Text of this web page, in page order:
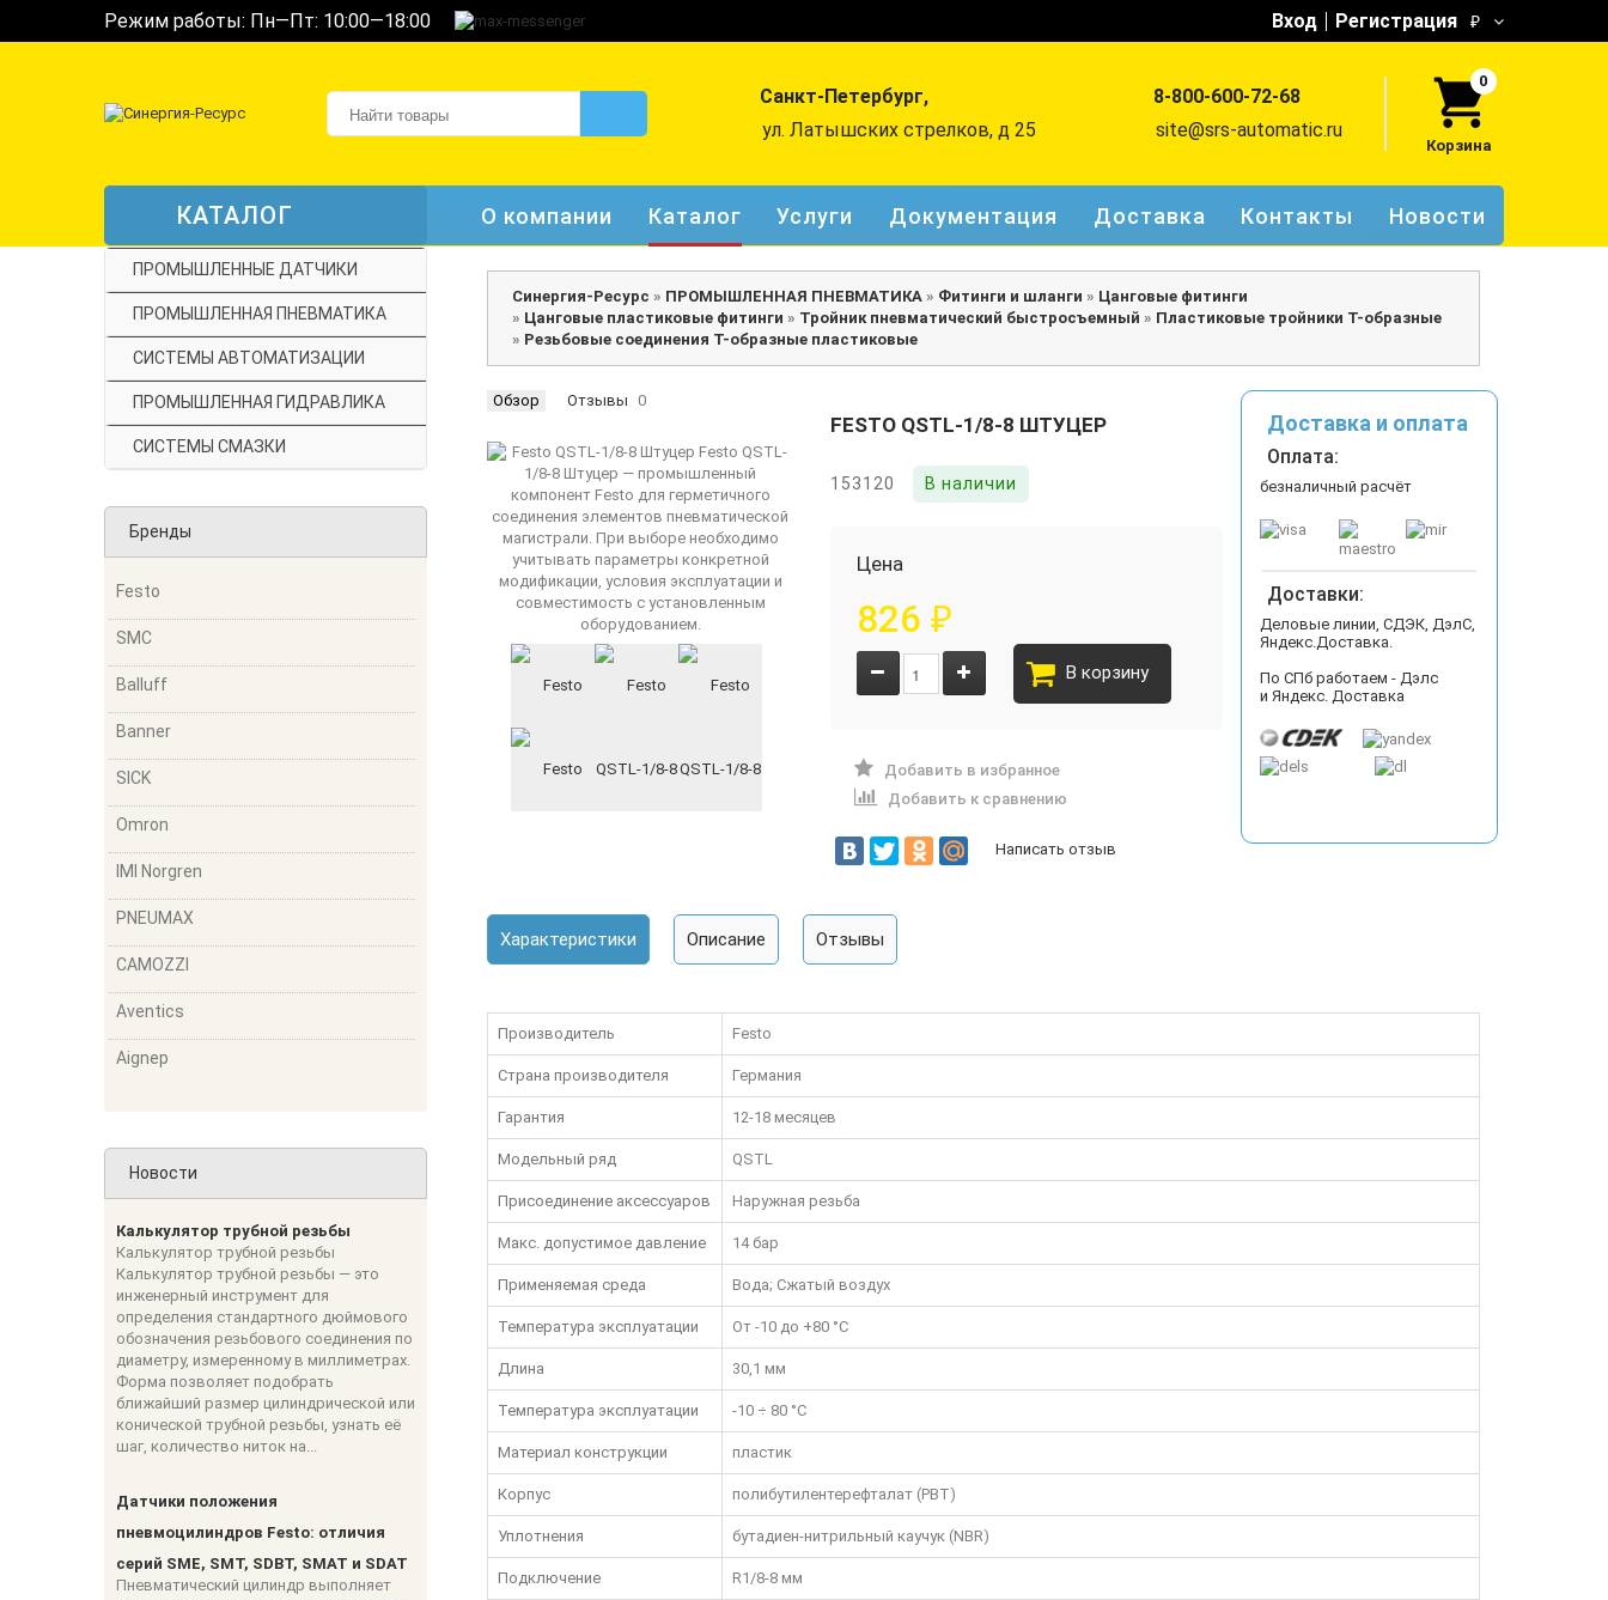
Режим работы: Пн—Пт: 10:00—18:00 Вход Регистрация ₽
Санкт-Петербург,
ул. Латышских стрелков, д 25
8-800-600-72-68
site@srs-automatic.ru
Корзина
0
КАТАЛОГ О компании Каталог Услуги Документация Доставка Контакты Новости
ПРОМЫШЛЕННЫЕ ДАТЧИКИ
ПРОМЫШЛЕННАЯ ПНЕВМАТИКА
СИСТЕМЫ АВТОМАТИЗАЦИИ
ПРОМЫШЛЕННАЯ ГИДРАВЛИКА
СИСТЕМЫ СМАЗКИ
Бренды
Festo
SMC
Balluff
Banner
SICK
Omron
IMI Norgren
PNEUMAX
CAMOZZI
Aventics
Aignep
Новости
Калькулятор трубной резьбы
Калькулятор трубной резьбы
Калькулятор трубной резьбы — это
инженерный инструмент для
определения стандартного дюймового
обозначения резьбового соединения по
диаметру, измеренному в миллиметрах.
Форма позволяет подобрать
ближайший размер цилиндрической или
конической трубной резьбы, узнать её
шаг, количество ниток на...
Датчики положения
пневмоцилиндров Festo: отличия
серий SME, SMT, SDBT, SMAT и SDAT
Пневматический цилиндр выполняет
Синергия-Ресурс » ПРОМЫШЛЕННАЯ ПНЕВМАТИКА » Фитинги и шланги » Цанговые фитинги
» Цанговые пластиковые фитинги » Тройник пневматический быстросъемный » Пластиковые тройники Т-образные
» Резьбовые соединения Т-образные пластиковые
Обзор Отзывы 0
FESTO QSTL-1/8-8 ШТУЦЕР
153120 В наличии
Цена
826 ₽
В корзину
Добавить в избранное
Добавить к сравнению
Написать отзыв
Доставка и оплата
Оплата:
безналичный расчёт
Доставки:
Деловые линии, СДЭК, ДэлС,
Яндекс.Доставка.
По СПб работаем - Дэлс
и Яндекс. Доставка
Характеристики Описание Отзывы
Производитель Festo
Страна производителя Германия
Гарантия 12-18 месяцев
Модельный ряд QSTL
Присоединение аксессуаров Наружная резьба
Макс. допустимое давление 14 бар
Применяемая среда Вода; Сжатый воздух
Температура эксплуатации От -10 до +80 °C
Длина 30,1 мм
Температура эксплуатации -10 ÷ 80 °C
Материал конструкции пластик
Корпус полибутилентерефталат (PBT)
Уплотнения бутадиен-нитрильный каучук (NBR)
Подключение R1/8-8 мм